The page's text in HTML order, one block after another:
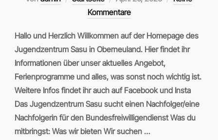
am
Kommentare
Hallo und Herzlich Willkommen auf der Homepage des
Jugendzentrum Sasu in Oberneuland. Hier findet ihr
Informationen über unser aktuelles Angebot,
Ferienprogramme und alles, was sonst noch wichtig ist.
Weitere Infos findet ihr auch auf Facebook und Insta
Das Jugendzentrum Sasu sucht einen Nachfolger/eine
Nachfolgerin für den Bundesfreiwilligendienst Was du
mitbringst: Was wir bieten Wir suchen …